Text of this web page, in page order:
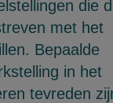
die
met het
Bepaalde
in het
tevreden